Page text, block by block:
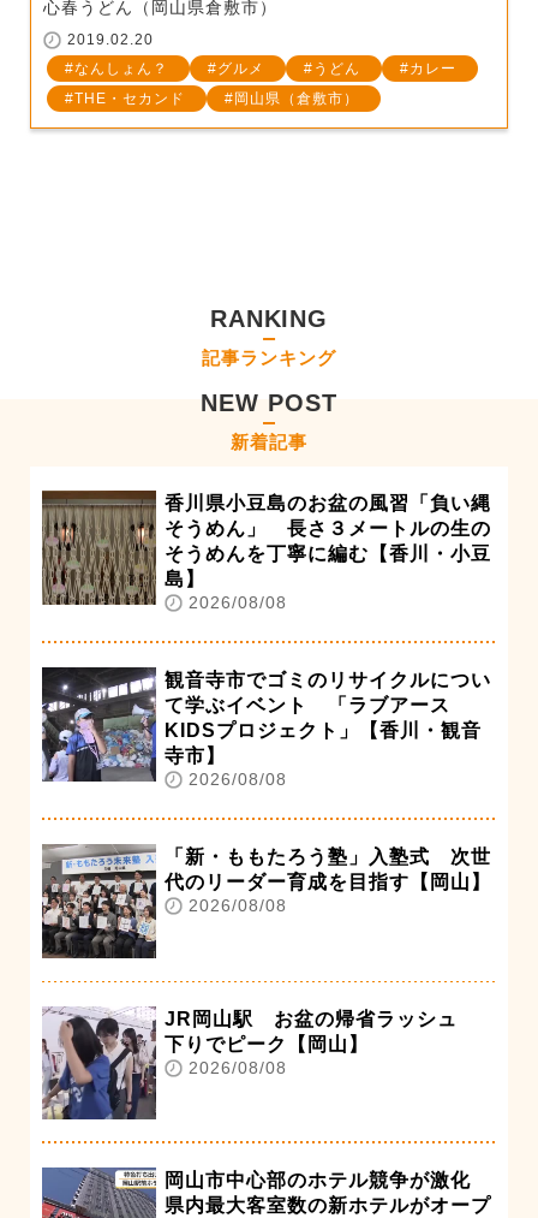
心春うどん（岡山県倉敷市）
2019.02.20
なんしょん？
グルメ うどん
カレー
THE・セカンド
岡山県（倉敷市）
RANKING
記事ランキング
NEW POST
新着記事
香川県小豆島のお盆の風習「負い縄
そうめん」 長さ３メートルの生の
そうめんを丁寧に編む【香川・小豆
島】
2026/08/08
観音寺市でゴミのリサイクルについ
て学ぶイベント 「ラブアース
KIDSプロジェクト」【香川・観音
寺市】
2026/08/08
「新・ももたろう塾」入塾式 次世
代のリーダー育成を目指す【岡山】
2026/08/08
JR岡山駅 お盆の帰省ラッシュ
下りでピーク【岡山】
2026/08/08
岡山市中心部のホテル競争が激化
県内最大客室数の新ホテルがオープ